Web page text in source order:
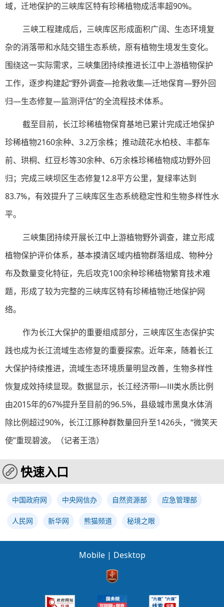
域，迁地保护的三峡库区特有珍稀植物成活率超90%。
三峡工程建成后，三峡库区形成面积广阔、生态环境复
杂的消落带和水陆交错生态系统，原有植物生境发生变化。
围绕这一实际需求，三峡集团持续推进长江中上游植物保护
工作，逐步构建起“野外调查—抢救收集—迁地保育—野外回
归—生态修复—监测评估”的全流程技术体系。
截至目前，长江珍稀植物保育基地已累计完成迁地保护
珍稀植物2160余种、3.2万余株；推动疏花水柏枝、丰都车
前、珙桐、红豆杉等30余种、6万余株珍稀植物成功野外回
归；完成三峡坝区生态修复12.8平方公里，复绿率达到
83.7%，有效提升了三峡库区生态系统稳定性和生物多样性水
平。
三峡集团持续开展长江中上游植物野外调查，建立形成
植物保护评价体系，基本摸清区域内植物群落组成、物种分
布及数量变化特征，先后攻克100余种珍稀植物繁育技术难
题，形成了较为完整的三峡库区特有珍稀植物迁地保护网
络。
作为长江大保护的重要组成部分，三峡库区生态保护实
践也成为长江流域生态修复的重要探索。近年来，随着长江
大保护持续推进，流域生态环境质量明显改善，生物多样性
恢复成效持续显现。数据显示，长江经济带Ⅰ—Ⅲ类水质比例
由2015年的67%提升至目前的96.5%，县级城市黑臭水体消
除比例超过90%，长江江豚种群数量回升至1426头，“微笑天
使”重现碧波。（记者王浩）
快速入口
中国政府网 中央网信办 自然资源部 应急管理部
人民网 新华网 熊猫频道 秘境之眼
Mobile | Desktop